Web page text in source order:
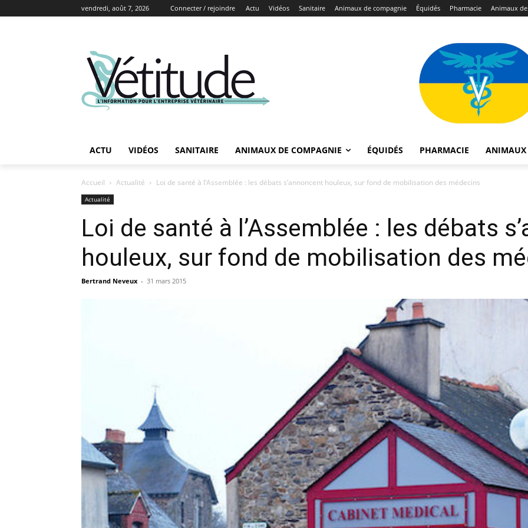
vendredi, août 7, 2026 Connecter / rejoindre Actu Vidéos Sanitaire Animaux de compagnie Équidés Pharmacie Animaux
ACTU VIDÉOS SANITAIRE ANIMAUX DE COMPAGNIE ÉQUIDÉS PHARMACIE ANIMAUX
Accueil Actualité Loi de santé à l’Assemblée : les débats s’annoncent houleux, sur fond de mobilisation des médecins
Actualité
Loi de santé à l’Assemblée : les débats
houleux, sur fond de mobilisation des
Bertrand Neveux - 31 mars 2015